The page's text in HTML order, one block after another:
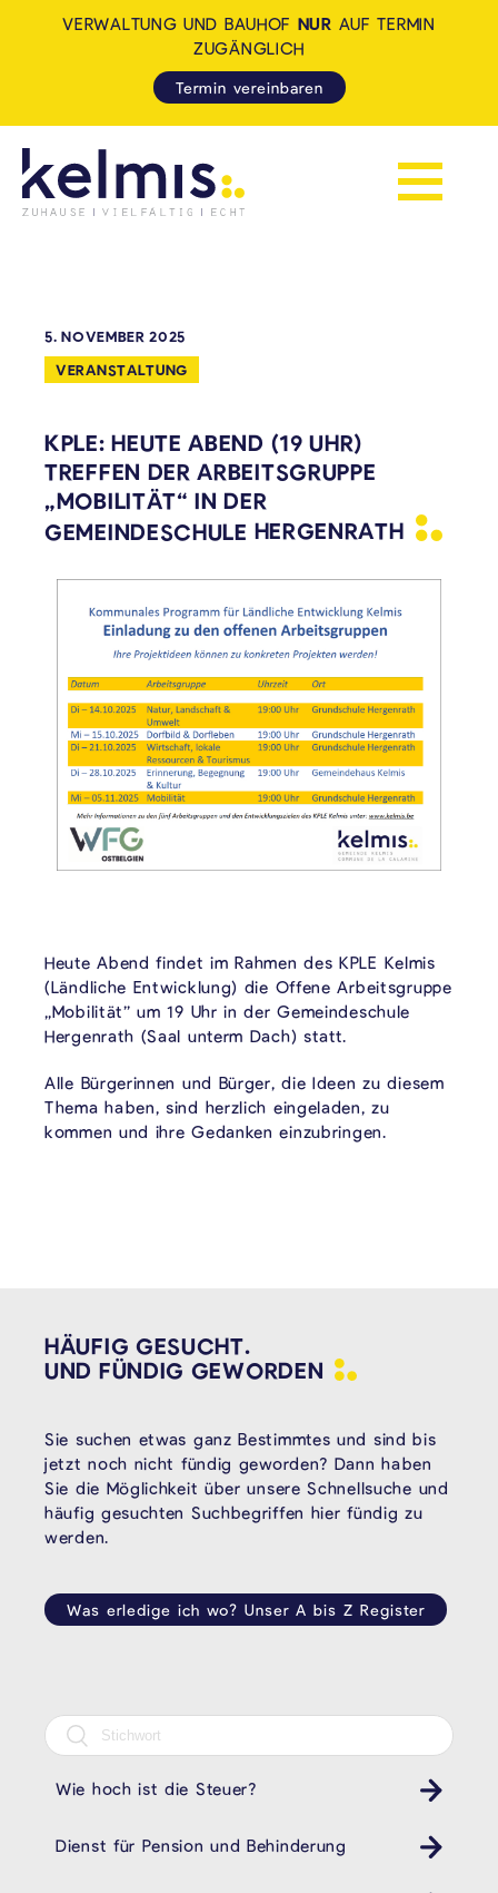
Navigation
VERWALTUNG UND BAUHOF NUR AUF TERMIN
ZUGÄNGLICH
Termin vereinbaren
5. NOVEMBER 2025
VERANSTALTUNG
KPLE: HEUTE ABEND (19 UHR)
TREFFEN DER ARBEITSGRUPPE
„MOBILITÄT“ IN DER
GEMEINDESCHULE HERGENRATH
Heute Abend findet im Rahmen des KPLE Kelmis
(Ländliche Entwicklung) die Offene Arbeitsgruppe
„Mobilität” um 19 Uhr in der Gemeindeschule
Hergenrath (Saal unterm Dach) statt.
Alle Bürgerinnen und Bürger, die Ideen zu diesem
Thema haben, sind herzlich eingeladen, zu
kommen und ihre Gedanken einzubringen.
HÄUFIG GESUCHT.
UND FÜNDIG GEWORDEN
Sie suchen etwas ganz Bestimmtes und sind bis
jetzt noch nicht fündig geworden? Dann haben
Sie die Möglichkeit über unsere Schnellsuche und
häufig gesuchten Suchbegriffen hier fündig zu
werden.
Was erledige ich wo? Unser A bis Z Register
Wie hoch ist die Steuer?
Dienst für Pension und Behinderung
Behindertendienst Pension- und Behindertendienst